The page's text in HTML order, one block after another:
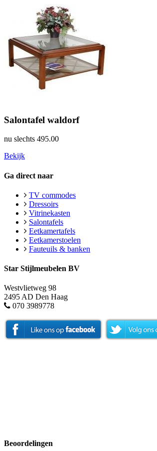
Salontafel waldorf
nu slechts 495.00
Bekijk
Ga direct naar
TV commodes
Dressoirs
Vitrinekasten
Salontafels
Eetkamertafels
Eetkamerstoelen
Fauteuils & banken
Star Stijlmeubelen BV
Westvlietweg 98
2495 AD Den Haag
070 3989778
Beoordelingen